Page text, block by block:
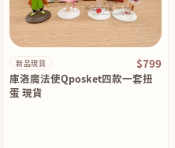
新品現貨 $799
庫洛魔法使Qposket四款一套扭
蛋 現貨